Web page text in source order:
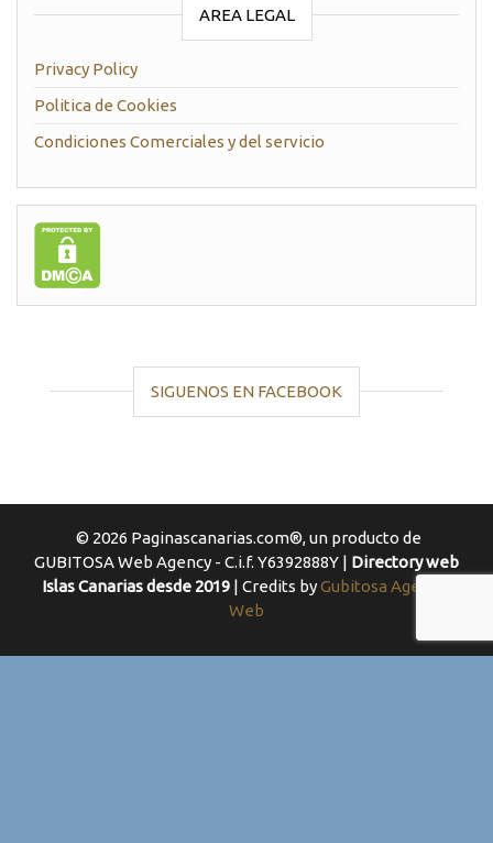
AREA LEGAL
Privacy Policy
Politica de Cookies
Condiciones Comerciales y del servicio
SIGUENOS EN FACEBOOK
© 2026 Paginascanarias.com®, un producto de
GUBITOSA Web Agency - C.i.f. Y6392888Y | Directory web
Islas Canarias desde 2019 | Credits byGubitosa Agencia
Web